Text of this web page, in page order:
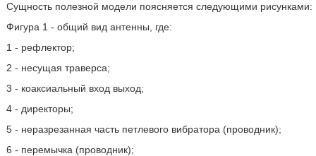
Сущность полезной модели поясняется следующими рисунками:
Фигура 1 - общий вид антенны, где:
1 - рефлектор;
2 - несущая траверса;
3 - коаксиальный вход выход;
4 - директоры;
5 - неразрезанная часть петлевого вибратора (проводник);
6 - перемычка (проводник);